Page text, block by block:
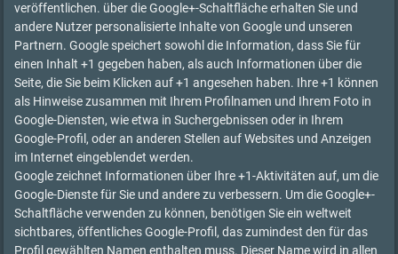
veröffentlichen. über die Google+-Schaltfläche erhalten Sie und
andere Nutzer personalisierte Inhalte von Google und unseren
Partnern. Google speichert sowohl die Information, dass Sie für
einen Inhalt +1 gegeben haben, als auch Informationen über die
Seite, die Sie beim Klicken auf +1 angesehen haben. Ihre +1 können
als Hinweise zusammen mit Ihrem Profilnamen und Ihrem Foto in
Google-Diensten, wie etwa in Suchergebnissen oder in Ihrem
Google-Profil, oder an anderen Stellen auf Websites und Anzeigen
im Internet eingeblendet werden.
Google zeichnet Informationen über Ihre +1-Aktivitäten auf, um die
Google-Dienste für Sie und andere zu verbessern. Um die Google+-
Schaltfläche verwenden zu können, benötigen Sie ein weltweit
sichtbares, öffentliches Google-Profil, das zumindest den für das
Profil gewählten Namen enthalten muss. Dieser Name wird in allen